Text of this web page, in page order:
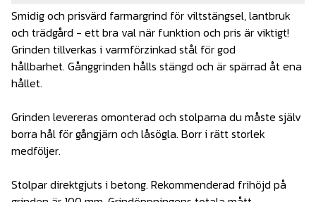
Smidig och prisvärd farmargrind för viltstängsel, lantbruk
och trädgård - ett bra val när funktion och pris är viktigt!
Grinden tillverkas i varmförzinkad stål för god
hållbarhet. Gånggrinden hålls stängd och är spärrad åt ena
hållet.
Grinden levereras omonterad och stolparna du måste själv
borra hål för gångjärn och låsögla. Borr i rätt storlek
medföljer.
Stolpar direktgjuts i betong. Rekommenderad frihöjd på